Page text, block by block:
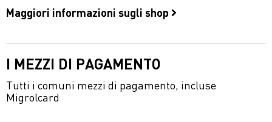
Maggiori informazioni sugli shop
I MEZZI DI PAGAMENTO
Tutti i comuni mezzi di pagamento, incluse
Migrolcard